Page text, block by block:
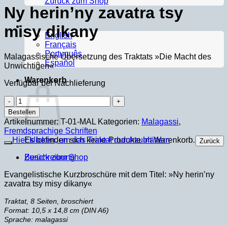
English
Français
Português
Español
Warenkorb
Es befinden sich keine Produkte im Warenkorb.
Zurück zum Shop
Ny herin’ny zavatra tsy
misy dikany
Malagassische Übersetzung des Traktats »Die Macht des
Unwichtigen«
Verfügbar bei Nachlieferung
Ny
herin’ny
zavatra
tsy
misy
dikany
Menge
Bestellen
Artikelnummer: T-01-MAL Kategorien: Malagassi,
Fremdsprachige Schriften
Zurück
Hier klicken, um das Traktat durchzublättern
Beschreibung
Evangelistische Kurzbroschüre mit dem Titel: »Ny herin’ny
zavatra tsy misy dikany«
Traktat, 8 Seiten, broschiert
Format: 10,5 x 14,8 cm (DIN A6)
Sprache: malagassi